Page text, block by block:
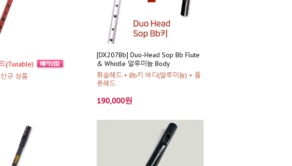
(Tunable)
규 상품
[DX207Bb] Duo-Head Sop Bb Flute
& Whistle 알루미늄 Body
휘슬헤드 + Bb키 바디(알루미늄) + 플
릇헤드
190,000원